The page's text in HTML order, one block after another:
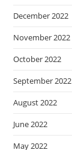
December 2022
November 2022
October 2022
September 2022
August 2022
June 2022
May 2022